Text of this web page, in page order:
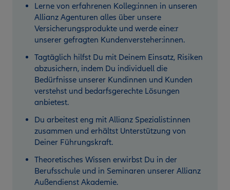
Lerne von erfahrenen Kolleg:innen in unseren
Allianz Agenturen alles über unsere
Versicherungsprodukte und werde eine:r
unserer gefragten Kundenversteher:innen.
Tagtäglich hilfst Du mit Deinem Einsatz, Risiken
abzusichern, indem Du individuell die
Bedürfnisse unserer Kundinnen und Kunden
verstehst und bedarfsgerechte Lösungen
anbietest.
Du arbeitest eng mit Allianz Spezialist:innen
zusammen und erhältst Unterstützung von
Deiner Führungskraft.
Theoretisches Wissen erwirbst Du in der
Berufsschule und in Seminaren unserer Allianz
Außendienst Akademie.